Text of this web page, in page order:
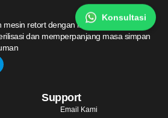
retort dengan inovasi teknologi
dan memperpanjang masa simpan
Support
Email Kami
Konsultasi